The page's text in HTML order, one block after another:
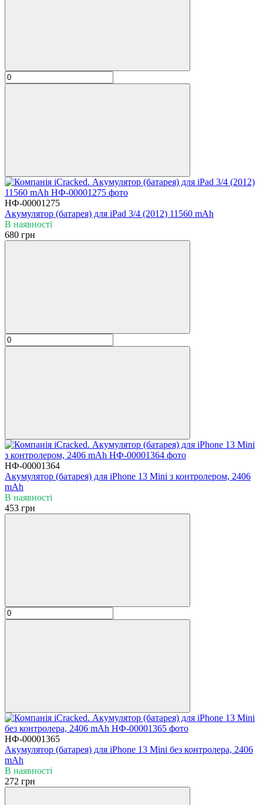
НФ-00001275
Акумулятор (батарея) для iPad 3/4 (2012) 11560 mAh
В наявності
680 грн
НФ-00001364
Акумулятор (батарея) для iPhone 13 Mini з контролером, 2406
mAh
В наявності
453 грн
НФ-00001365
Акумулятор (батарея) для iPhone 13 Mini без контролера, 2406
mAh
В наявності
272 грн